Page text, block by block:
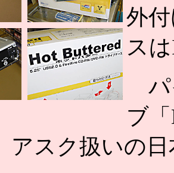
外
ス
パ
ブ
アスク扱いの